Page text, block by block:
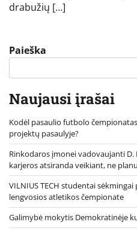
drabužių […]
Paieška
Naujausi įrašai
Kodėl pasaulio futbolo
projektų pasaulyje?
Rinkodaros įmonei vadovaujanti D.
karjeros atsiranda veikiant, ne
VILNIUS TECH studentai
lengvosios atletikos čempionate
Galimybė mokytis Demokratinėje